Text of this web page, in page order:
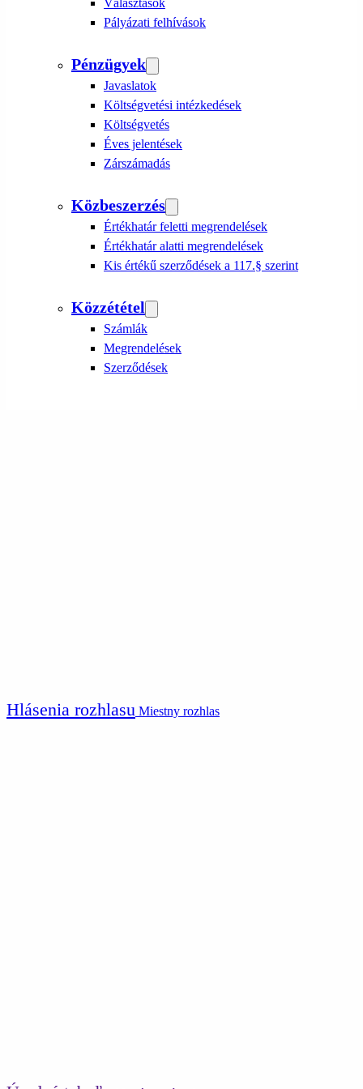
Választások
Pályázati felhívások
Pénzügyek
Javaslatok
Költségvetési intézkedések
Költségvetés
Éves jelentések
Zárszámadás
Közbeszerzés
Értékhatár feletti megrendelések
Értékhatár alatti megrendelések
Kis értékű szerződések a 117.§ szerint
Közzététel
Számlák
Megrendelések
Szerződések
Hlásenia rozhlasu Miestny rozhlas